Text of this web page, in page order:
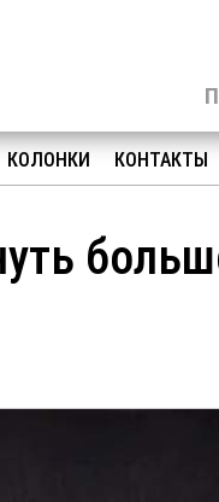
КОЛОНКИ КОНТАКТЫ